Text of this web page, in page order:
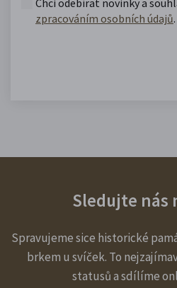
zpracováním osobních údajů.
Sledujte nás
Spravujeme sice historické
brkem u svíček. To
statusů a sdílíme